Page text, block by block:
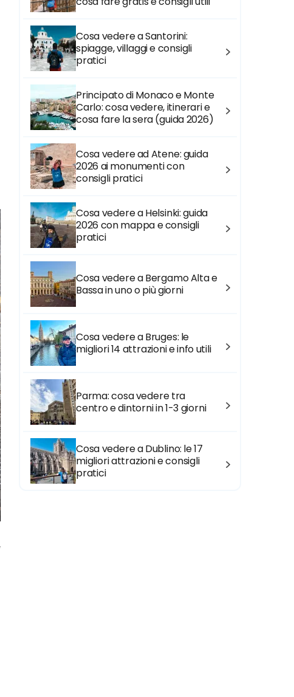
Cosa vedere a Santorini:
spiagge, villaggi e consigli
pratici
Principato di Monaco e Monte
Carlo: cosa vedere, itinerari e
cosa fare la sera (guida 2026)
Cosa vedere ad Atene: guida
2026 ai monumenti con
consigli pratici
Cosa vedere a Helsinki: guida
2026 con mappa e consigli
pratici
Cosa vedere a Bergamo Alta e
Bassa in uno o più giorni
Cosa vedere a Bruges: le
migliori 14 attrazioni e info utili
Parma: cosa vedere tra
centro e dintorni in 1-3 giorni
Cosa vedere a Dublino: le 17
migliori attrazioni e consigli
pratici